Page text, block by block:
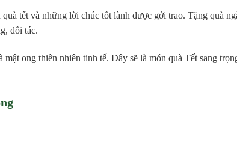
tết và những lời chúc tốt lành được gởi trao. Tặng quà
đối tác.
ong thiên nhiên tinh tế. Đây sẽ là món quà Tết sang